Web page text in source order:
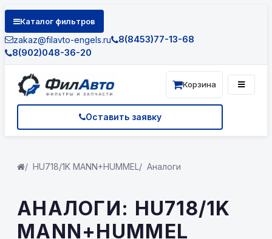
Каталог фильтров
zakaz@filavto-engels.ru
8(8453)77-13-68
8(902)048-36-20
Оставить заявку
Корзина
HU718/1K MANN+HUMMEL Аналоги
АНАЛОГИ: HU718/1K
MANN+HUMMEL